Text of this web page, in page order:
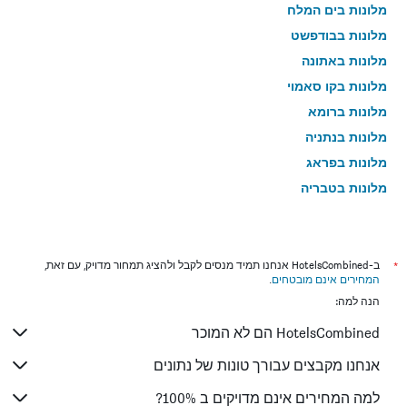
מלונות בים המלח
מלונות בבודפשט
מלונות באתונה
מלונות בקו סאמוי
מלונות ברומא
מלונות בנתניה
מלונות בפראג
מלונות בטבריה
מלונות בבנגקוק
מלונות בלונדון
מלונות בפאפוס
מלונות בלימסול
מלונות בפאטונג
*
ב-HotelsCombined אנחנו תמיד מנסים לקבל ולהציג תמחור מדויק, עם זאת,
המחירים אינם מובטחים.
הנה למה:
HotelsCombined הם לא המוכר
אנחנו מקבצים עבורך טונות של נתונים
למה המחירים אינם מדויקים ב 100%?